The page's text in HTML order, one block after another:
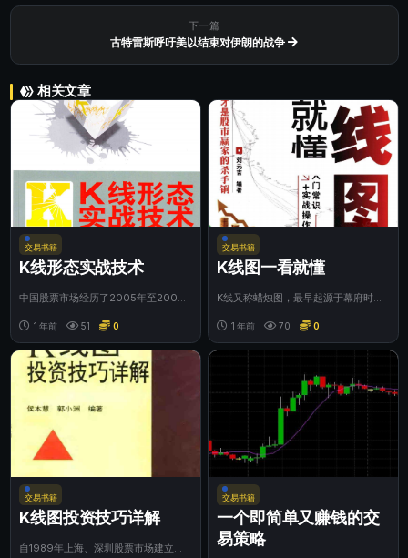
下一篇
古特雷斯呼吁美以结束对伊朗的战争
相关文章
交易书籍
K线形态实战技术
中国股票市场经历了2005年至2007
人们心目...
1 年前 51 0
交易书籍
K线图一看就懂
K线又称蜡烛图，最早起源于幕府时期
金融市场的精...
1 年前 70 0
交易书籍
K线图投资技巧详解
自1989年上海、深圳股票市场建立以
交易书籍
一个即简单又赚钱的交
易策略